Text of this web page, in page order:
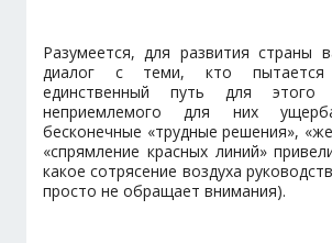
Разумеется, для развития страны
диалог с теми, кто пытается
единственный путь для
неприемлемого для них
бесконечные «трудные решения»,
«спрямление красных линий»
какое сотрясение воздуха
просто не обращает внимания).